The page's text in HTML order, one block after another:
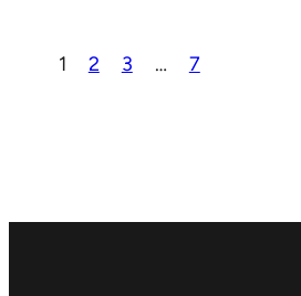
1 2 3 … 7